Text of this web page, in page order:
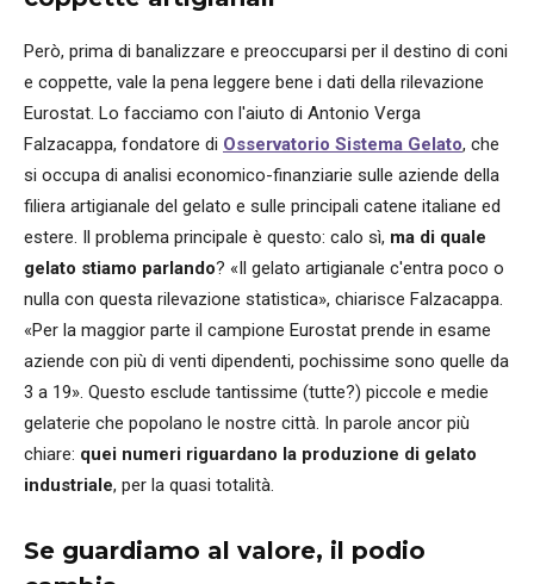
Però, prima di banalizzare e preoccuparsi per il destino di coni
e coppette, vale la pena leggere bene i dati della rilevazione
Eurostat. Lo facciamo con l'aiuto di Antonio Verga
Falzacappa, fondatore di Osservatorio Sistema Gelato, che
si occupa di analisi economico-finanziarie sulle aziende della
filiera artigianale del gelato e sulle principali catene italiane ed
estere. Il problema principale è questo: calo sì, ma di quale
gelato stiamo parlando? «Il gelato artigianale c'entra poco o
nulla con questa rilevazione statistica», chiarisce Falzacappa.
«Per la maggior parte il campione Eurostat prende in esame
aziende con più di venti dipendenti, pochissime sono quelle da
3 a 19». Questo esclude tantissime (tutte?) piccole e medie
gelaterie che popolano le nostre città. In parole ancor più
chiare: quei numeri riguardano la produzione di gelato
industriale, per la quasi totalità.
Se guardiamo al valore, il podio